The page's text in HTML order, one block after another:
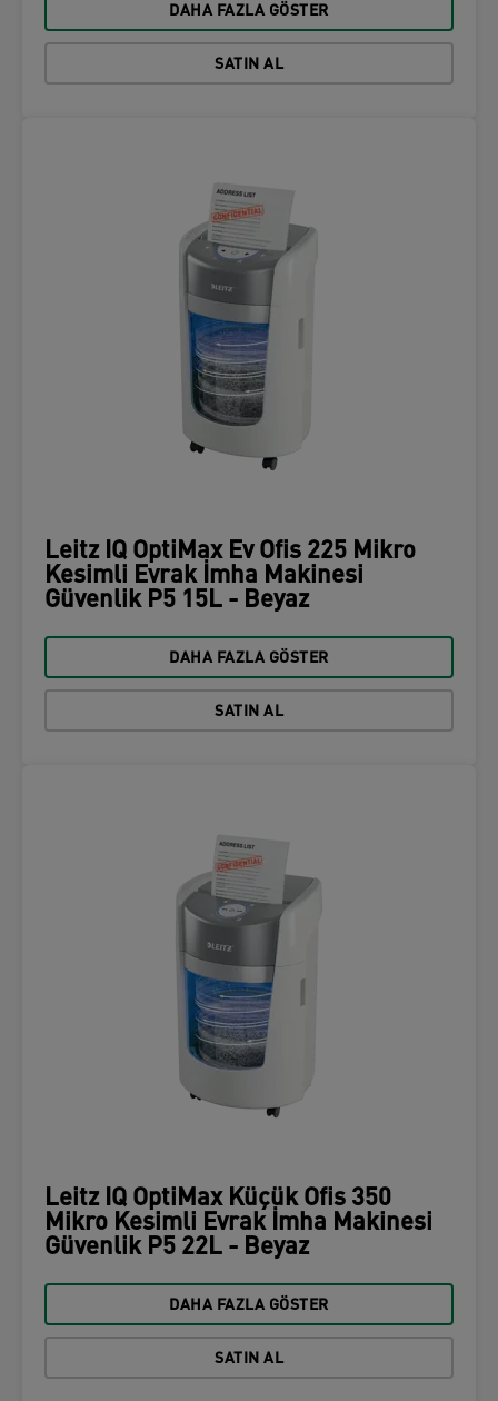
DAHA FAZLA GÖSTER
SATIN AL
Leitz IQ OptiMax Ev Ofis 225 Mikro
Kesimli Evrak İmha Makinesi
Güvenlik P5 15L - Beyaz
DAHA FAZLA GÖSTER
SATIN AL
Leitz IQ OptiMax Küçük Ofis 350
Mikro Kesimli Evrak İmha Makinesi
Güvenlik P5 22L - Beyaz
DAHA FAZLA GÖSTER
SATIN AL